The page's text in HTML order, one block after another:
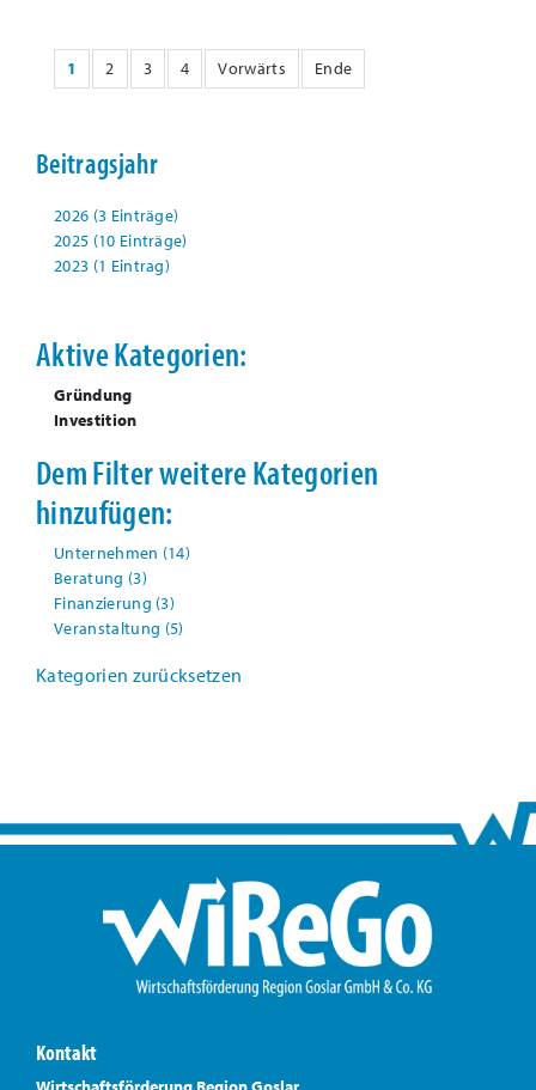
1 2 3 4 Vorwärts Ende
Beitragsjahr
2026 (3 Einträge)
2025 (10 Einträge)
2023 (1 Eintrag)
Aktive Kategorien:
Gründung
Investition
Dem Filter weitere Kategorien
hinzufügen:
Unternehmen (14)
Beratung (3)
Finanzierung (3)
Veranstaltung (5)
Kategorien zurücksetzen
Kontakt